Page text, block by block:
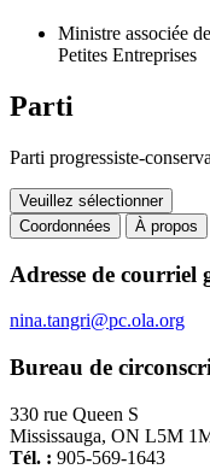
Ministre associée
Petites Entreprises
Parti
Parti progressiste-
Veuillez sélectionner
Coordonnées
À propos
Coordonnées
Adresse de courriel
nina.tangri@pc.ola.org
Bureau de
330 rue Queen S
Mississauga, ON L5M
Tél. : 905-569-1643